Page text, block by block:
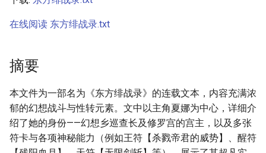
搜
索
在线阅读 东方绯战录.txt
摘要
本文件为一部名为《东方绯战录》的连载文本，内容充满浓
郁的幻想战斗与性转元素。文中以主角夏娜为中心，详细介
绍了她的身份——幻想乡巡查长及修罗宫的宫主，以及多张
符卡与各项神秘能力（例如王符【杀戮帝君的威势】、醒符